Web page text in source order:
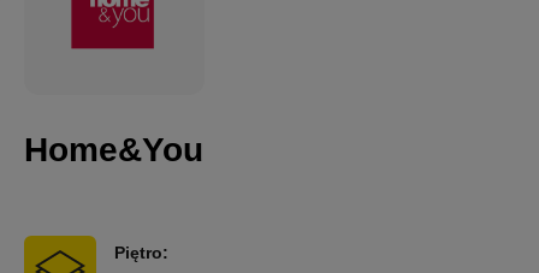
Home&You
Piętro: